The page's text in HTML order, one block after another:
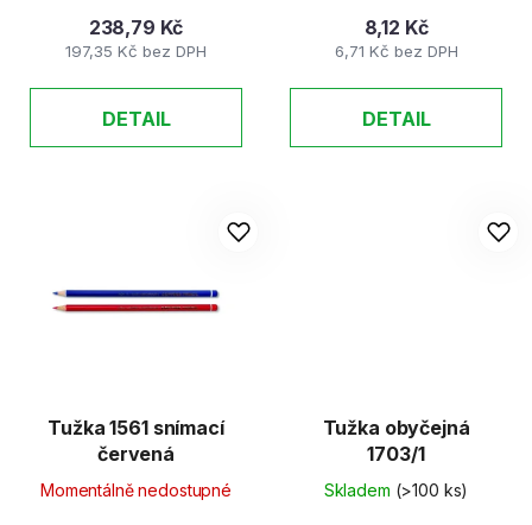
197,35 Kč bez DPH
238,79 Kč
DETAIL
6,71 Kč bez DPH
8,12 Kč
DETAIL
Tužka 1561 snímací
červená
Momentálně nedostupné
Tužka obyčejná
1703/1
Skladem (>100 ks)